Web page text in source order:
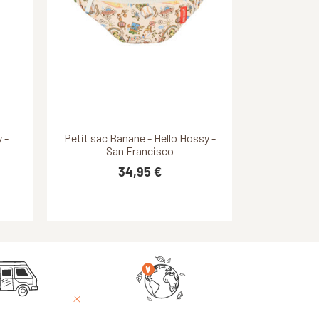
-
Sac banane enfant Junior Belt -
Deuter - Spearmint
17,95 €
Petit sac Banane - Hello Hossy -
San Francisco
34,95 €
-